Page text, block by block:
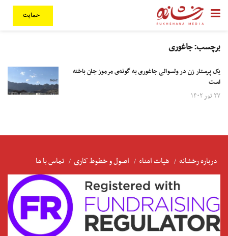
حمایت
برچسب:جاغوری
یک پرستار زن در ولسوالی جاغوری به گونه‌ی مرموز جان باخته
است
۲۷ ثور ۱۴۰۲
درباره رخشانه هیات امناء اصول و خطوط کاری تماس با ما